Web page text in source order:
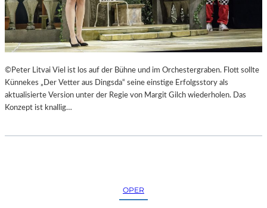
©Peter Litvai Viel ist los auf der Bühne und im Orchestergraben. Flott sollte
Künnekes „Der Vetter aus Dingsda“ seine einstige Erfolgsstory als
aktualisierte Version unter der Regie von Margit Gilch wiederholen. Das
Konzept ist knallig…
OPER